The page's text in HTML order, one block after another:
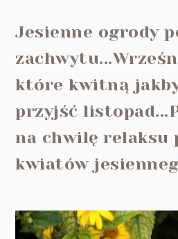
Jesienne ogrody
które kwitną
przyjść
na chwilę relaksu
kwiatów